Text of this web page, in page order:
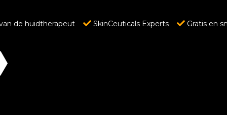
de huidtherapeut SkinCeuticals Experts Gratis en